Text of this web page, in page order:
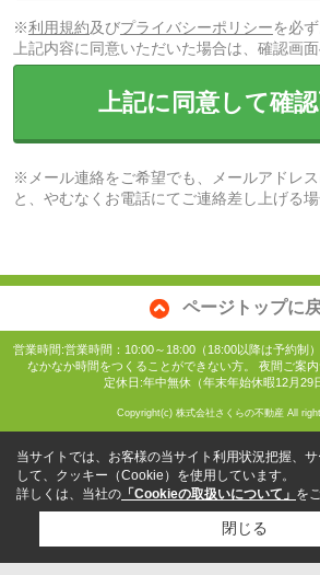
※利用規約及びプライバシーポリシーを必
上記内容に同意いただいた場合は、確認画
上記に同意して確
※メール連絡をご希望でも、メールアドレ
と、やむなくお電話にてご連絡差し上げる場
ページトップに
営業時間:営業時間：10:00～18:00（18:00以降は予約制
なかなか時間をつくることができない方。 夜間ご案内
定休日:年中無休（年末年始休暇12月29
Copyright(c) 株式会社さくらの不動産 All
当サイトでは、お客様の当サイト利用状況把握、
して、クッキー（Cookie）を使用しています。
詳しくは、当社の 「Cookieの取扱いについて」 を
閉じる